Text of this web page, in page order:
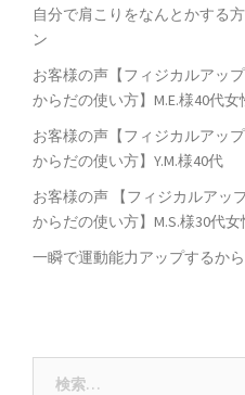
自分で肩こりをなんとかする
ン
お客様の声【フィジカルアッ
からだの使い方】M.E.様40代女
お客様の声【フィジカルアッ
からだの使い方】Y.M.様40代
お客様の声 【フィジカルアッ
からだの使い方】M.S.様30代女
一瞬で運動能力アップするか